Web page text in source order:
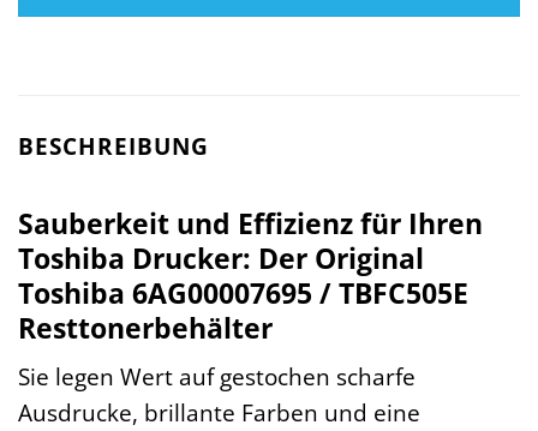
BESCHREIBUNG
Sauberkeit und Effizienz für Ihren
Toshiba Drucker: Der Original
Toshiba 6AG00007695 / TBFC505E
Resttonerbehälter
Sie legen Wert auf gestochen scharfe
Ausdrucke, brillante Farben und eine